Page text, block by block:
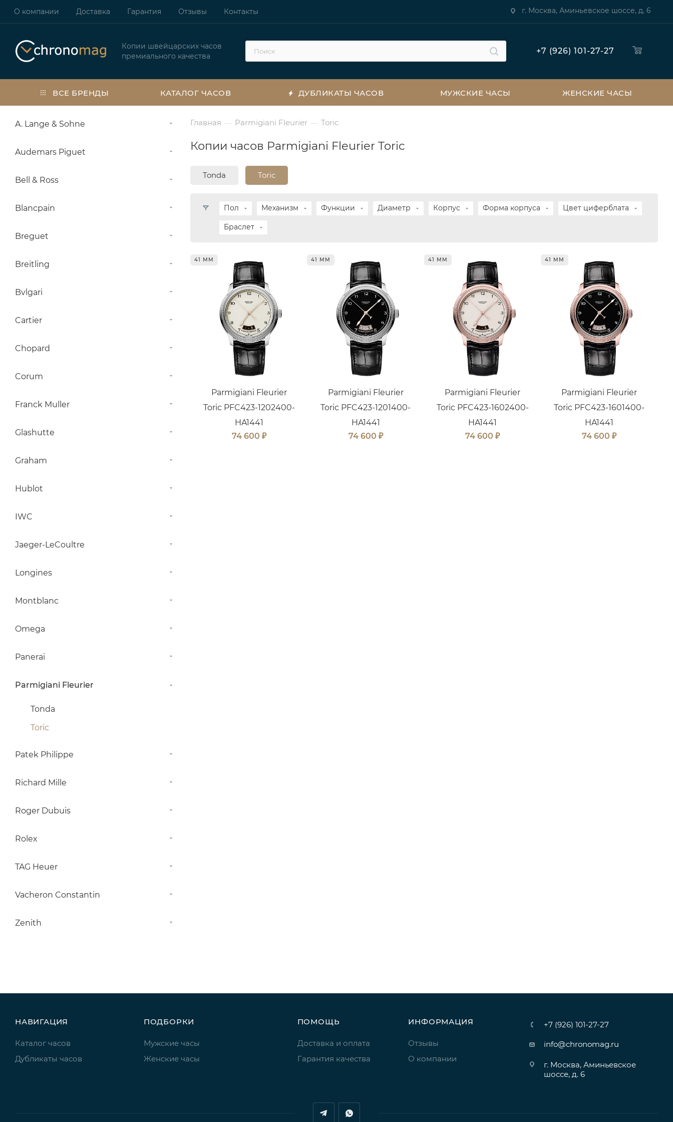
О компании Доставка Гарантия Отзывы Контакты г. Москва, Аминьевское шоссе, д. 6
Копии швейцарских часов
премиального качества
+7 (926) 101-27-27
ВСЕ БРЕНДЫ КАТАЛОГ ЧАСОВ ДУБЛИКАТЫ ЧАСОВ МУЖСКИЕ ЧАСЫ ЖЕНСКИЕ ЧАСЫ
Главная — Parmigiani Fleurier — Toric
Копии часов Parmigiani Fleurier Toric
Tonda Toric
Пол Механизм Функции Диаметр Корпус Форма корпуса Цвет циферблата
Браслет
41 ММ
Parmigiani Fleurier
Toric PFC423-1202400-
HA1441
74 600 ₽
41 ММ
Parmigiani Fleurier
Toric PFC423-1201400-
HA1441
74 600 ₽
41 ММ
Parmigiani Fleurier
Toric PFC423-1602400-
HA1441
74 600 ₽
41 ММ
Parmigiani Fleurier
Toric PFC423-1601400-
HA1441
74 600 ₽
A. Lange & Sohne
Audemars Piguet
Bell & Ross
Blancpain
Breguet
Breitling
Bvlgari
Cartier
Chopard
Corum
Franck Muller
Glashutte
Graham
Hublot
IWC
Jaeger-LeCoultre
Longines
Montblanc
Omega
Panerai
Parmigiani Fleurier
Tonda
Toric
Patek Philippe
Richard Mille
Roger Dubuis
Rolex
TAG Heuer
Vacheron Constantin
Zenith
НАВИГАЦИЯ
Каталог часов
Дубликаты часов
ПОДБОРКИ
Мужские часы
Женские часы
ПОМОЩЬ
Доставка и оплата
Гарантия качества
ИНФОРМАЦИЯ
Отзывы
О компании
+7 (926) 101-27-27
info@chronomag.ru
г. Москва, Аминьевское
шоссе, д. 6